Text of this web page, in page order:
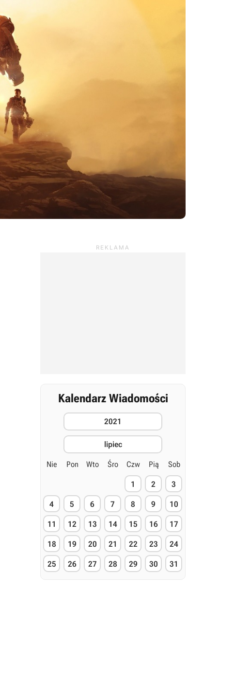
Kalendarz Wiadomości
2021
lipiec
Nie Pon Wto Śro Czw Pią Sob
1 2 3
4 5 6 7 8 9 10
11 12 13 14 15 16 17
18 19 20 21 22 23 24
25 26 27 28 29 30 31